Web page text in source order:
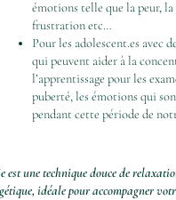
émotions telle que la peur,
frustration etc…
Pour les adolescent.es avec
qui peuvent aider à la
l’apprentissage pour les
puberté, les émotions qui
pendant cette période de
est une technique douce de
idéale pour accompagner